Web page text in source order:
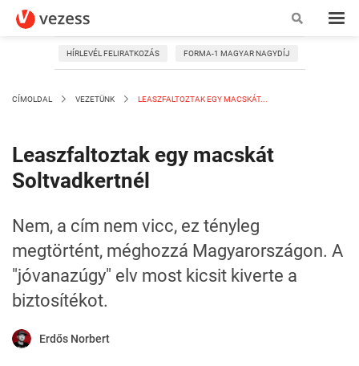
HÍRLEVÉL FELIRATKOZÁS FORMA-1 MAGYAR NAGYDÍJ
CÍMOLDAL VEZETÜNK LEASZFALTOZTAK EGY MACSKÁT...
Leaszfaltoztak egy macskát
Soltvadkertnél
Nem, a cím nem vicc, ez tényleg
megtörtént, méghozzá Magyarországon. A
"jóvanazúgy" elv most kicsit kiverte a
biztosítékot.
Erdős Norbert